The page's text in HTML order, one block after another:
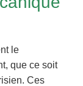
le
que ce soit
Ces